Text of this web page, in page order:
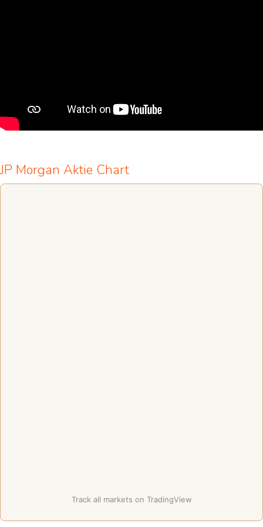
JP Morgan Aktie Chart
Track all markets on TradingView